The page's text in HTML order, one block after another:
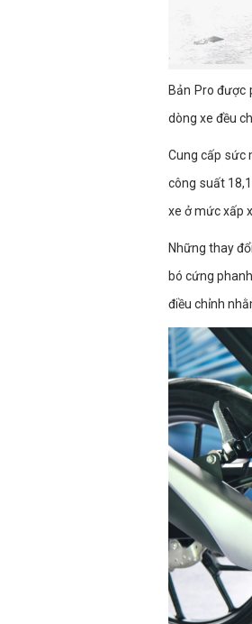
Bản Pro được
dòng xe đều
Cung cấp sức
công suất
xe ở mức xấp
Những thay
bó cứng
điều chỉnh